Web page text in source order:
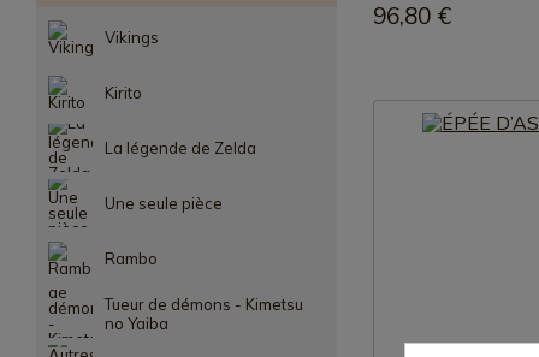
Vikings
Kirito
La légende de Zelda
Une seule pièce
Rambo
Tueur de démons - Kimetsu
no Yaiba
96,80 €